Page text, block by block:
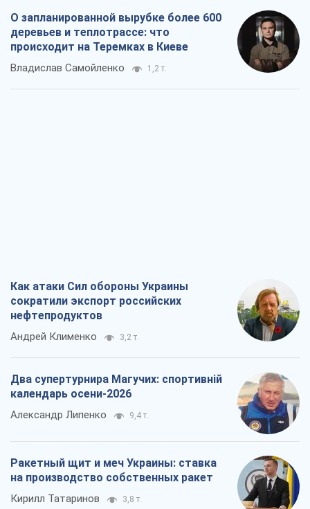
О запланированной вырубке более 600
деревьев и теплотрассе: что
происходит на Теремках в Киеве
Владислав Самойленко 1,2 т.
Как атаки Сил обороны Украины
сократили экспорт российских
нефтепродуктов
Андрей Клименко 3,2 т.
Два супертурнира Магучих: спортивній
календарь осени-2026
Александр Липенко 9,4 т.
Ракетный щит и меч Украины: ставка
на производство собственных ракет
Кирилл Татаринов 3,8 т.